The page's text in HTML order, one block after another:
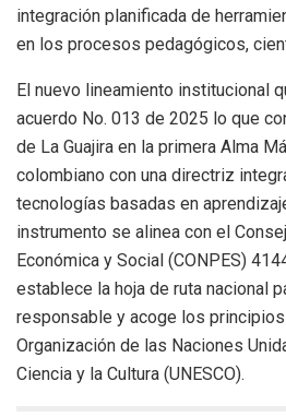
integración planificada de
en los procesos pedagógicos,
El nuevo lineamiento institucional
acuerdo No. 013 de 2025 lo que
de La Guajira en la primera Alma
colombiano con una directriz
tecnologías basadas en
instrumento se alinea con el
Económica y Social (CONPES)
establece la hoja de ruta nacional
responsable y acoge los
Organización de las Naciones
Ciencia y la Cultura (UNESCO).